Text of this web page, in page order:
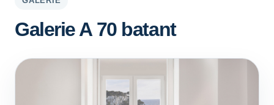
Galerie A 70 batant